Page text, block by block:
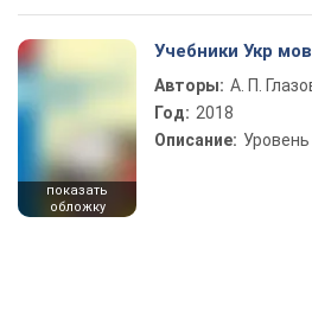
показать
обложку
Учебники Укр
Авторы: А. П.
Год: 2018
Описание: